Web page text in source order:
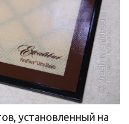
установленный на